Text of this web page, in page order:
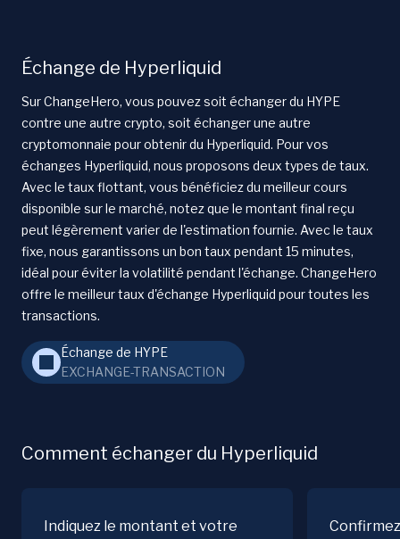
Échange de Hyperliquid
Sur ChangeHero, vous pouvez soit échanger du HYPE
contre une autre crypto, soit échanger une autre
cryptomonnaie pour obtenir du Hyperliquid. Pour vos
échanges Hyperliquid, nous proposons deux types de taux.
Avec le taux flottant, vous bénéficiez du meilleur cours
disponible sur le marché, notez que le montant final reçu
peut légèrement varier de l'estimation fournie. Avec le taux
fixe, nous garantissons un bon taux pendant 15 minutes,
idéal pour éviter la volatilité pendant l'échange. ChangeHero
offre le meilleur taux d'échange Hyperliquid pour toutes les
transactions.
Échange de HYPE
EXCHANGE-TRANSACTION
Comment échanger du Hyperliquid
Indiquez le montant et votre